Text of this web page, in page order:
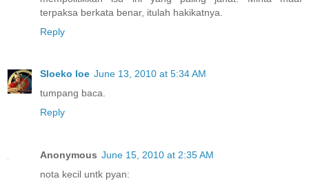
terpaksa berkata benar, itulah hakikatnya.
Reply
Sloeko loe June 13, 2010 at 5:34 AM
tumpang baca.
Reply
Anonymous June 15, 2010 at 2:35 AM
nota kecil untk pyan: